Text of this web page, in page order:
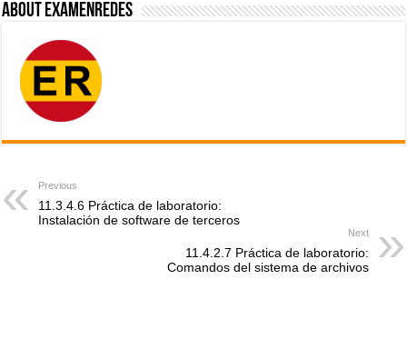
About ExamenRedes
Previous
11.3.4.6 Práctica de laboratorio:
Instalación de software de terceros
Next
11.4.2.7 Práctica de laboratorio:
Comandos del sistema de archivos